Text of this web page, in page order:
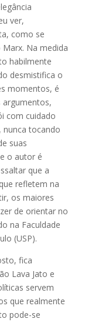
ver,
como se
Na medida
habilmente
desmistifica o
momentos, é
com cuidado
nunca tocando
suas
o autor é
que a
refletem na
os maiores
de orientar no
na Faculdade
(USP).
fica
Lava Jato e
servem
que realmente
pode-se